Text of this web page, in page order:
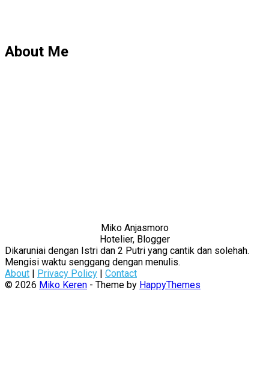
About Me
Miko Anjasmoro
Hotelier, Blogger
Dikaruniai dengan Istri dan 2 Putri yang cantik dan solehah.
Mengisi waktu senggang dengan menulis.
About | Privacy Policy | Contact
© 2026 Miko Keren - Theme by HappyThemes